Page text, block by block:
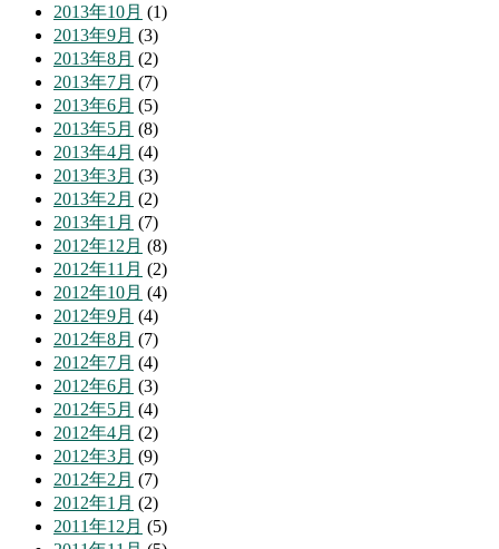
2013年10月 (1)
2013年9月 (3)
2013年8月 (2)
2013年7月 (7)
2013年6月 (5)
2013年5月 (8)
2013年4月 (4)
2013年3月 (3)
2013年2月 (2)
2013年1月 (7)
2012年12月 (8)
2012年11月 (2)
2012年10月 (4)
2012年9月 (4)
2012年8月 (7)
2012年7月 (4)
2012年6月 (3)
2012年5月 (4)
2012年4月 (2)
2012年3月 (9)
2012年2月 (7)
2012年1月 (2)
2011年12月 (5)